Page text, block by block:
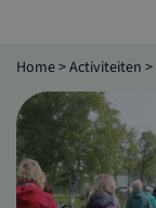
Home>Activiteiten >